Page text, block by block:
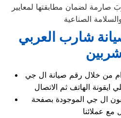
صارمة لضمان مطابقتها لمعايير
الصناعية
شارب العربي
من خلال رقم صيانة ال جي
ال جي الموجودة بصفحة